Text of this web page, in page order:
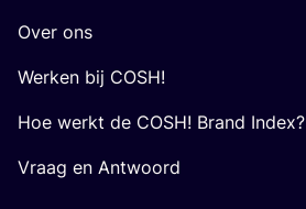
Over ons
Werken bij COSH!
Hoe werkt de COSH! Brand Index?
Vraag en Antwoord